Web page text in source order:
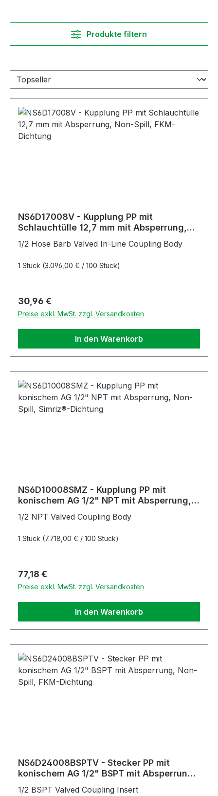
Produkte filtern
NS6D17008V - Kupplung PP mit
Schlauchtülle 12,7 mm mit Absperrung,
1/2 Hose Barb Valved In-Line Coupling Body
1 Stück (3.096,00 € / 100 Stück)
Regulärer Preis:
30,96 €
Preise exkl. MwSt. zzgl. Versandkosten
In den Warenkorb
NS6D10008SMZ - Kupplung PP mit
konischem AG 1/2" NPT mit Absperrung,
1/2 NPT Valved Coupling Body
1 Stück (7.718,00 € / 100 Stück)
Regulärer Preis:
77,18 €
Preise exkl. MwSt. zzgl. Versandkosten
In den Warenkorb
NS6D24008BSPTV - Stecker PP mit
konischem AG 1/2" BSPT mit Absperrung,
1/2 BSPT Valved Coupling Insert